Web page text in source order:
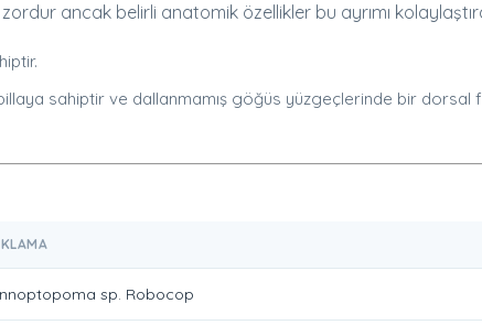
zordur ancak belirli anatomik özellikler bu ayrımı
sahiptir ve dallanmamış göğüs yüzgeçlerinde bir dorsal
sp. Robocop